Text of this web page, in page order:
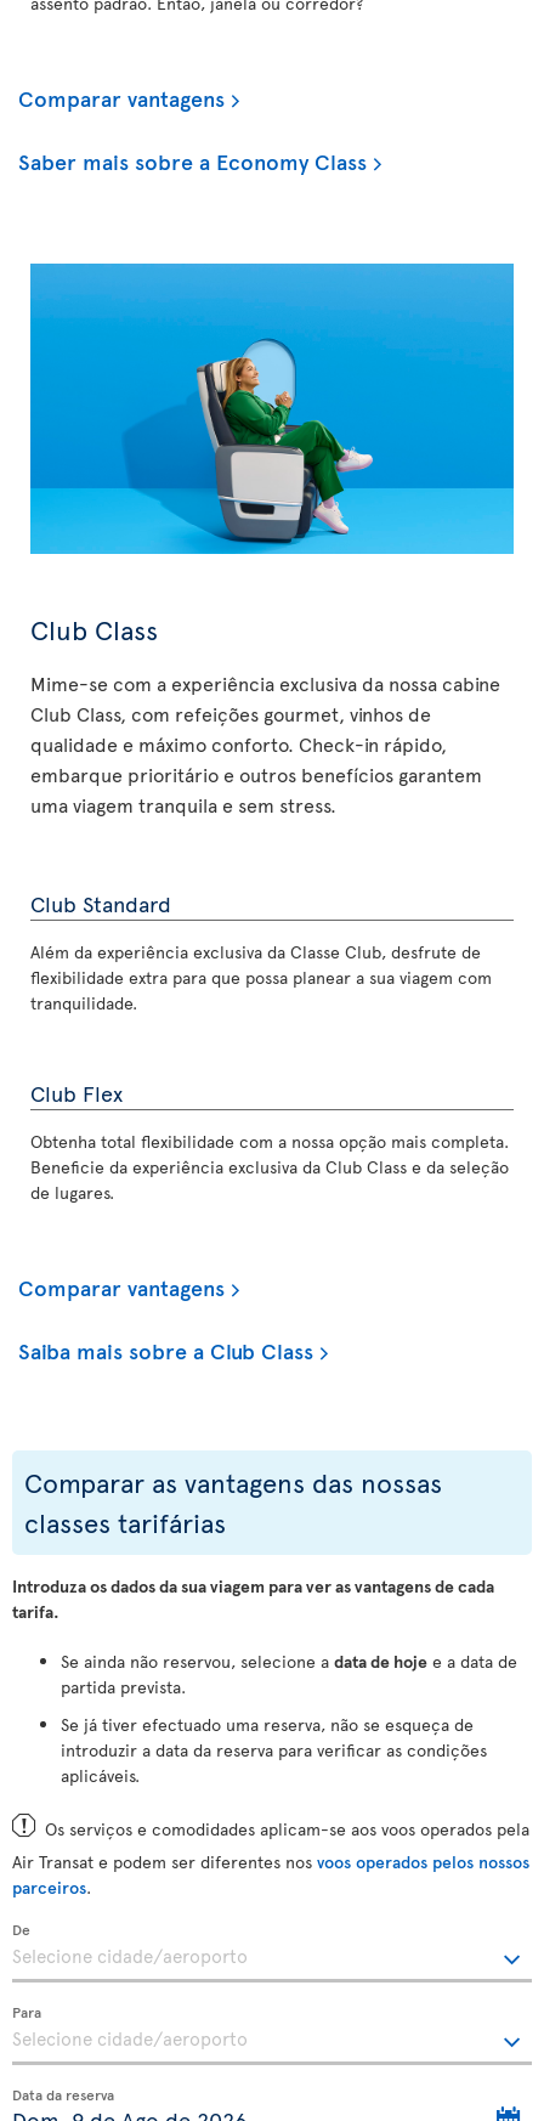
Comparar vantagens
Saber mais sobre a Economy Class
Club Class
Mime-se com a experiência exclusiva da nossa cabine
Club Class, com refeições gourmet, vinhos de
qualidade e máximo conforto. Check-in rápido,
embarque prioritário e outros benefícios garantem
uma viagem tranquila e sem stress.
Club Standard
Além da experiência exclusiva da Classe Club, desfrute de
flexibilidade extra para que possa planear a sua viagem com
tranquilidade.
Club Flex
Obtenha total flexibilidade com a nossa opção mais completa.
Beneficie da experiência exclusiva da Club Class e da seleção
de lugares.
Comparar vantagens
Saiba mais sobre a Club Class
Comparar as vantagens das nossas
classes tarifárias
Introduza os dados da sua viagem para ver as vantagens de cada
tarifa.
Se ainda não reservou, selecione a data de hoje e a data de
partida prevista.
Se já tiver efectuado uma reserva, não se esqueça de
introduzir a data da reserva para verificar as condições
aplicáveis.
Os serviços e comodidades aplicam-se aos voos operados pela
Air Transat e podem ser diferentes nos voos operados pelos nossos
parceiros.
De
Para
Data da reserva